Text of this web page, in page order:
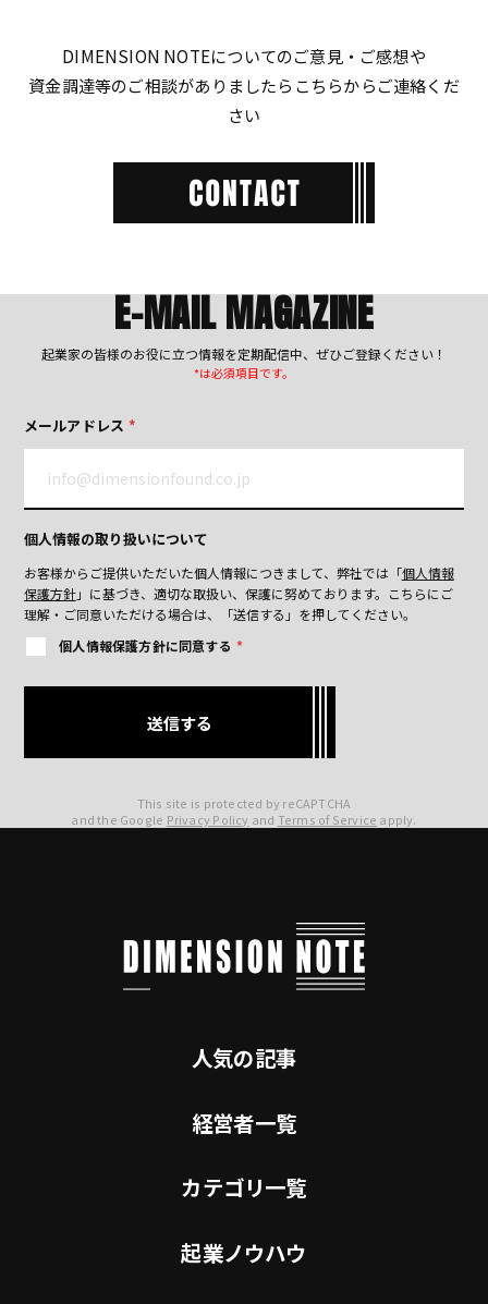
DIMENSION NOTEについてのご意見・ご感想や
資金調達等のご相談がありましたらこちらからご連絡くだ
さい
E-MAIL MAGAZINE
起業家の皆様のお役に立つ情報を定期配信中、ぜひご登録ください！
*は必須項目です。
メールアドレス *
個人情報の取り扱いについて
お客様からご提供いただいた個人情報につきまして、弊社では「個人情報
保護方針」に基づき、適切な取扱い、保護に努めております。 こちらにご
理解・ご同意いただける場合は、「送信する」を押してください。
個人情報保護方針に同意する *
This site is protected by reCAPTCHA
and the Google Privacy Policy and Terms of Service apply.
人気の記事
経営者一覧
カテゴリ一覧
起業ノウハウ